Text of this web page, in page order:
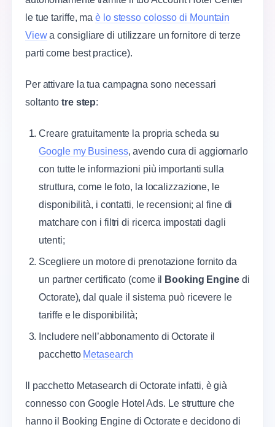
le tue tariffe, maè lo stesso colosso di Mountain
Viewa consigliare di utilizzare un fornitore di terze
parti come best practice).
Per attivare la tua campagna sono necessari
soltantotre step:
Creare gratuitamente la propria scheda su
Google my Business, avendo cura di aggiornarlo
con tutte le informazioni più importanti sulla
struttura, come le foto, la localizzazione, le
disponibilità, i contatti, le recensioni; al fine di
matchare con i filtri di ricerca impostati dagli
utenti;
Scegliere un motore di prenotazione fornito da
un partner certificato (come il
Booking Enginedi
Octorate), dal quale il sistema può ricevere le
tariffe e le disponibilità;
Includere nell’abbonamento di Octorate il
pacchetto Metasearch
Il pacchetto Metasearch di Octorate infatti, è già
connesso con Google Hotel Ads. Le strutture che
hanno il Booking Engine di Octorate e decidono di